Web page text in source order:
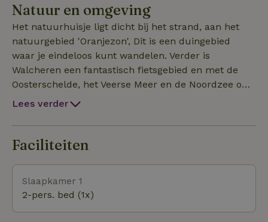
wifi) of werkvakanties. Verder heeft het huis 4
slaapkamers en 2 badkamers (één met jacuzzi) en
een sauna. Beneden is een gezellige keuken met
oven, quooker-kraan en afwasmachine en een
ruime eet- en zitkamer. Verder is er is Wifi in het
hele huis.
Natuur en omgeving
Het natuurhuisje ligt dicht bij het strand, aan het
natuurgebied 'Oranjezon', Dit is een duingebied
waar je eindeloos kunt wandelen. Verder is
Walcheren een fantastisch fietsgebied en met de
Oosterschelde, het Veerse Meer en de Noordzee om
de hoek, ben je niet snel uitgekeken.
Lees verder
Faciliteiten
Slaapkamer 1
2-pers. bed (1x)